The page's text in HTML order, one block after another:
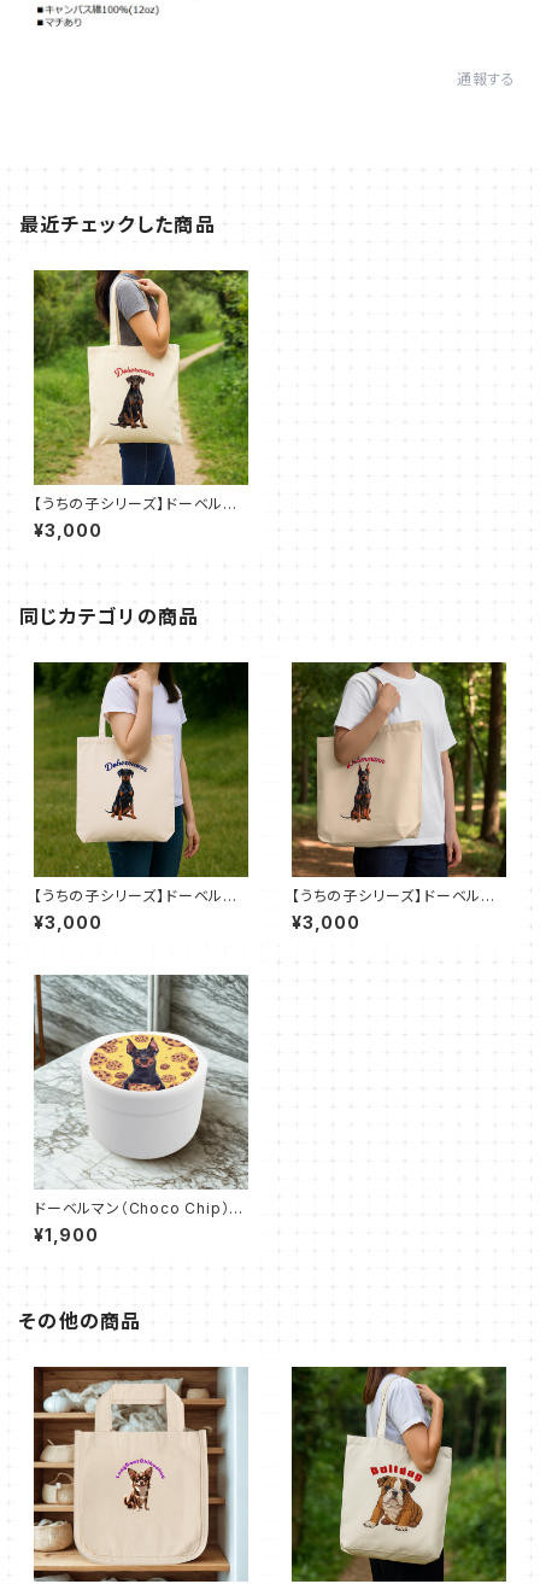
通報する
最近チェックした商品
【うちの子シリーズ】ドーベルマ
ン【チョコレートタン・たれ耳】キ
ャンバストート M（全7色）
¥3,000
同じカテゴリの商品
【うちの子シリーズ】ドーベルマ
ン【ブラックタン・たれ耳】キャン
バストート M（全7色）
¥3,000
【うちの子シリーズ】ドーベルマ
ン【チョコレートタン・たち耳】キ
ャンバストート M（全7色）
¥3,000
ドーベルマン（Choco Chip）お
でかけトリーツ缶
¥1,900
その他の商品